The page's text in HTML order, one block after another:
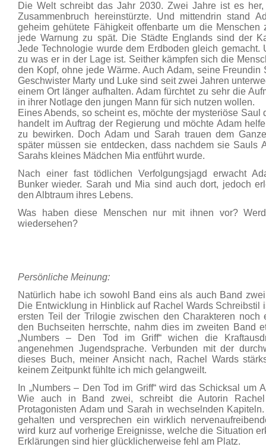
Die Welt schreibt das Jahr 2030. Zwei Jahre ist es
Zusammenbruch hereinstürzte. Und mittendrin stand
geheim gehütete Fähigkeit offenbarte um die
jede Warnung zu spät. Die Städte Englands sind der
Jede Technologie wurde dem Erdboden gleich gemacht.
zu was er in der Lage ist. Seither kämpfen sich die
den Kopf, ohne jede Wärme. Auch Adam, seine Freundin
Geschwister Marty und Luke sind seit zwei Jahren
einem Ort länger aufhalten. Adam fürchtet zu sehr die
in ihrer Notlage den jungen Mann für sich nutzen wollen.
Eines Abends, so scheint es, möchte der mysteriöse
handelt im Auftrag der Regierung und möchte Adam
zu bewirken. Doch Adam und Sarah trauen dem
später müssen sie entdecken, dass nachdem sie Sauls
Sarahs kleines Mädchen Mia entführt wurde.
Nach einer fast tödlichen Verfolgungsjagd erwacht
Bunker wieder. Sarah und Mia sind auch dort, jedoch
den Albtraum ihres Lebens.
Was haben diese Menschen nur mit ihnen vor?
wiedersehen?
Persönliche Meinung:
Natürlich habe ich sowohl Band eins als auch Band
Die Entwicklung in Hinblick auf Rachel Wards Schreibstil
ersten Teil der Trilogie zwischen den Charakteren noch
den Buchseiten herrschte, nahm dies im zweiten Band
„Numbers – Den Tod im Griff“ wichen die
angenehmen Jugendsprache. Verbunden mit der
dieses Buch, meiner Ansicht nach, Rachel Wards
keinem Zeitpunkt fühlte ich mich gelangweilt.
In „Numbers – Den Tod im Griff“ wird das Schicksal um
Wie auch in Band zwei, schreibt die Autorin
Protagonisten Adam und Sarah in wechselnden
gehalten und versprechen ein wirklich
wird kurz auf vorherige Ereignisse, welche die Situation
Erklärungen sind hier glücklicherweise fehl am Platz.